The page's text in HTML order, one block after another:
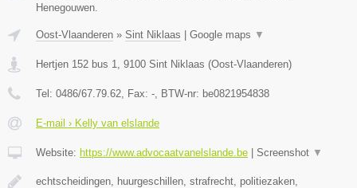
Henegouwen.
Oost-Vlaanderen » Sint Niklaas Google maps ▼
Hertjen 152 bus 1 9100 Sint Niklaas (Oost-Vlaanderen)
Tel: 0486/67.79.62 , Fax: - , BTW-nr: be0821954838
E-mail › Kelly van elslande
Website: https://www.advocaatvanelslande.be Screenshot ▼
echtscheidingen, huurgeschillen, strafrecht, politiezaken,